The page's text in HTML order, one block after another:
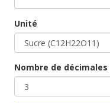
Unité
Nombre de décimales